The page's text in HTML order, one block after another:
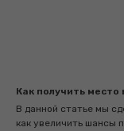
Как получить место
В данной статье мы
как увеличить шансы